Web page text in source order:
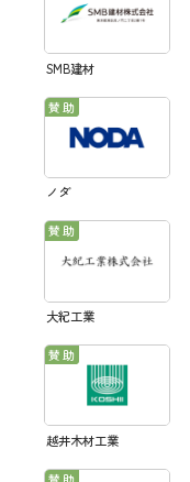
SMB建材
ノダ
大紀工業
越井木材工業